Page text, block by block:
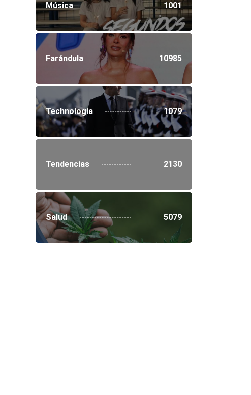
Música 1001
Farándula 10985
Technología 1079
Tendencias 2130
Salud 5079